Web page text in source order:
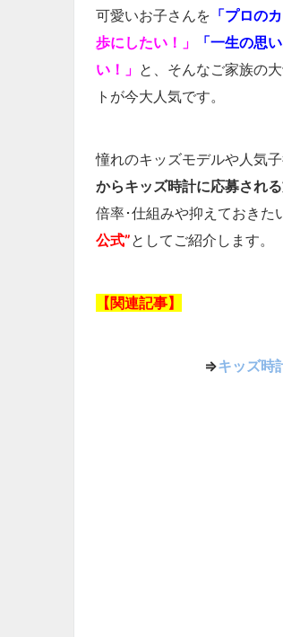
可愛いお子さんを 「プロの
歩にしたい！」
「一生の思
い！」 と、そんなご家族の
トが今大人気です。
憧れのキッズモデルや人気
からキッズ時計に応募され
倍率･仕組みや抑えておきた
公式”としてご紹介します。
【関連記事】
⇒キッズ時